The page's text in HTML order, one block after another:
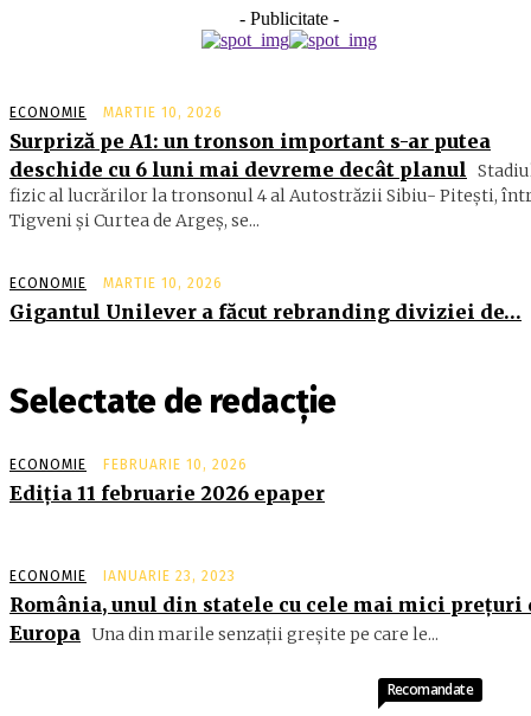
- Publicitate -
ECONOMIE MARTIE 10, 2026
Surpriză pe A1: un tronson important s-ar putea
deschide cu 6 luni mai devreme decât planul
fizic al lucrărilor la tronsonul 4 al Autostrăzii Sibiu- Piteşti,
Tigveni şi Curtea de Argeş, se...
ECONOMIE MARTIE 10, 2026
Gigantul Unilever a făcut rebranding diviziei de…
Selectate de redacție
ECONOMIE FEBRUARIE 10, 2026
Ediţia 11 februarie 2026 epaper
ECONOMIE IANUARIE 23, 2023
România, unul din statele cu cele mai mici prețuri
Europa Una din marile senzații greșite pe care le...
Recomandate